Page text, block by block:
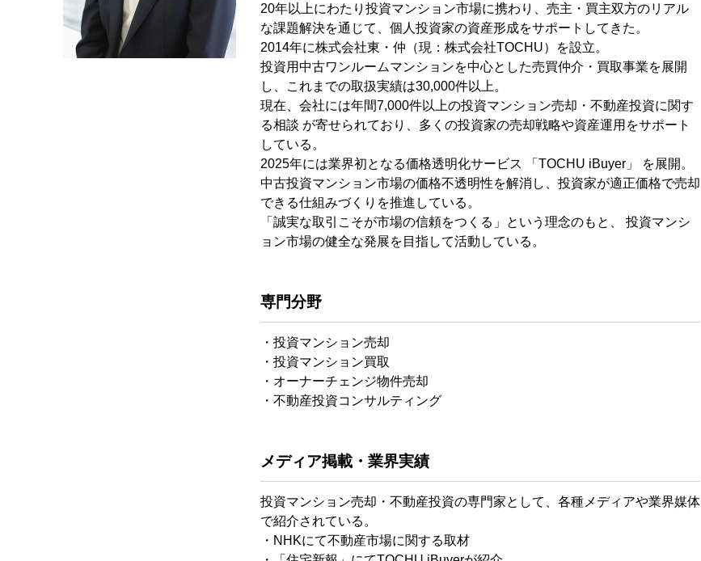
20年以上にわたり投資マンション市場に携わり、売主・買主双方のリアル
な課題解決を通じて、個人投資家の資産形成をサポートしてきた。
2014年に株式会社東・仲（現：株式会社TOCHU）を設立。
投資用中古ワンルームマンションを中心とした売買仲介・買取事業を展開
し、これまでの取扱実績は30,000件以上。
現在、会社には年間7,000件以上の投資マンション売却・不動産投資に関す
る相談 が寄せられており、多くの投資家の売却戦略や資産運用をサポート
している。
2025年には業界初となる価格透明化サービス 「TOCHU iBuyer」 を展開。
中古投資マンション市場の価格不透明性を解消し、投資家が適正価格で売却
できる仕組みづくりを推進している。
「誠実な取引こそが市場の信頼をつくる」という理念のもと、 投資マンシ
ョン市場の健全な発展を目指して活動している。
専門分野
・投資マンション売却
・投資マンション買取
・オーナーチェンジ物件売却
・不動産投資コンサルティング
メディア掲載・業界実績
投資マンション売却・不動産投資の専門家として、各種メディアや業界媒体
で紹介されている。
・NHKにて不動産市場に関する取材